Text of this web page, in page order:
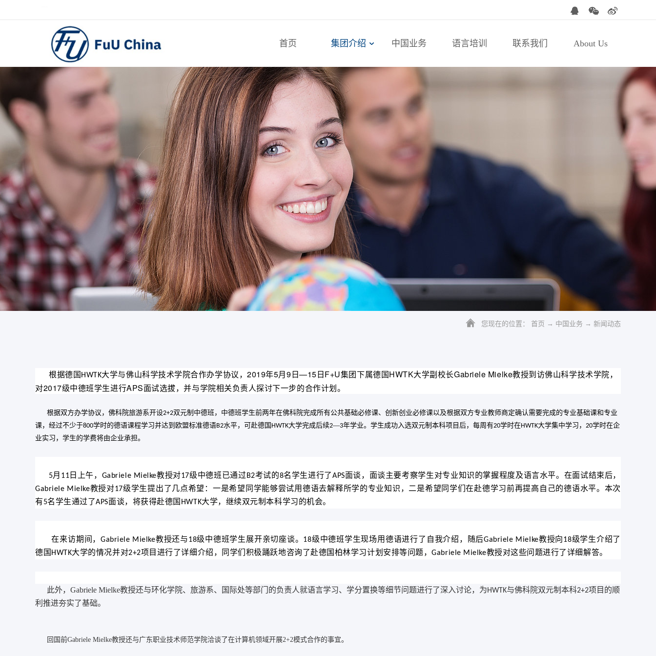
首页 集团介绍 中国业务 语言培训 联系我们 About Us
您现在的位置： 首页 → 中国业务 → 新闻动态
根据德国 HWTK大学与佛山科学技术学院合作办学协议 ，2019年5月9日—15日F+U集团下属德国HWTK大学副校长Gabriele Mielke教授到访佛山科学技术学院，
对2017级中德班学生进行APS面试选拔，并与学院相关负责人探讨下一步的合作计划。
根据双方办学协议，佛科院旅游系开设2+2双元制中德班，中德班学生前两年在佛科院完成所有公共基础必修课、创新创业必修课以及根据双方专业教师商定确认需要完成的专业基础课和专业
课，经过不少于800学时的德语课程学习并达到欧盟标准德语B2水平，可赴德国 HWTK大学完成后续2—3年学业。学生成功入选双元制本科项目后，每周有20学时在HWTK大学集中学习， 20学时在企
业实习，学生的学费将由企业承担。
5月 11 日上午， Gabriele Mielke教授对17级中德班已通过 B2考试的8名学生进行了APS面谈，面谈主要考察学生对专业知识的掌握程度及语言水平。在面试结束后，
Gabriele Mielke教授对17级学生提出了几点希望：一是希望同学能够尝试用德语去解释所学的专业知识，二是希望同学们在赴德学习前再提高自己的德语水平。本次
有5名学生通过了APS面谈，将获得赴德国 HWTK大学，继续双元制本科学习的机会。
在来访期间，Gabriele Mielke教授还与18级中德班学生展开亲切座谈。 18级中德班学生现场用德语进行了自我介绍，随后Gabriele Mielke教授向18级学生介绍了
德国 HWTK大学的情况并对2+2项目进行了详细介绍，同学们积极踊跃地咨询了赴德国柏林学习计划安排等问题，Gabriele Mielke教授对这些问题进行了详细解答。
此外， Gabriele Mielke教授还与环化学院、 旅游系、国际处等部门的负责人就语言学习、学分置换等细节问题进行了深入讨论， 为HWTK与佛科院双元制本科2+2项目的顺
利推进夯实了基础。
回国前Gabriele Mielke教授还与广东职业技术师范学院洽谈了在计算机领域开展2+2模式合作的事宜。